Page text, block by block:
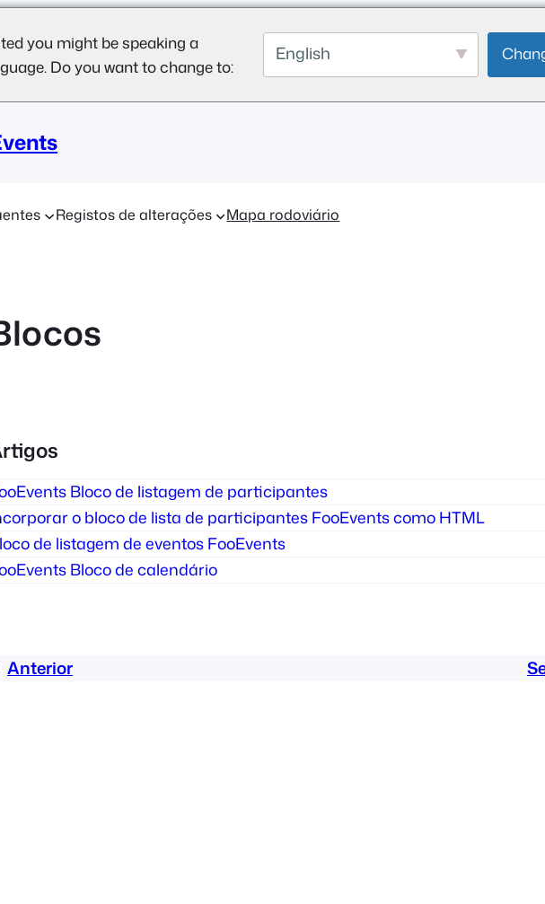
you might be speaking a
Do you want to change to:
English
Registos de alterações Mapa rodoviário
Bloco de listagem de participantes
o bloco de lista de participantes FooEvents como HTML
de listagem de eventos FooEvents
Bloco de calendário
Anterior